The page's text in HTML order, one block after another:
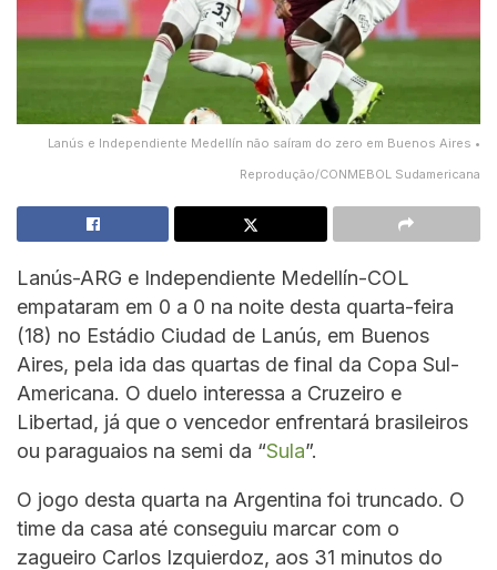
Lanús e Independiente Medellín não saíram do zero em Buenos Aires •
Reprodução/CONMEBOL Sudamericana
Lanús-ARG e Independiente Medellín-COL
empataram em 0 a 0 na noite desta quarta-feira
(18) no Estádio Ciudad de Lanús, em Buenos
Aires, pela ida das quartas de final da Copa Sul-
Americana. O duelo interessa a Cruzeiro e
Libertad, já que o vencedor enfrentará brasileiros
ou paraguaios na semi da “Sula”.
O jogo desta quarta na Argentina foi truncado. O
time da casa até conseguiu marcar com o
zagueiro Carlos Izquierdoz, aos 31 minutos do